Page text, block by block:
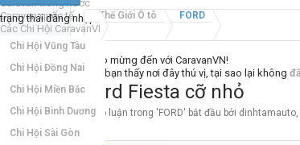
Caravan trong nước
Caravan quốc tế
Các Chi Hội CaravanVN
Chi Hội Vũng Tàu
Chi Hội Đồng Nai
Chi Hội Miền Bắc
Chi Hội Bình Dương
Chi Hội Sài Gòn
trạng thái đăng nhập Thế Giới Ô tô FORD
Chào mừng đến với CaravanVN!
Nếu bạn thấy nơi đây thú vị, tại sao lại không
Ford Fiesta cỡ nhỏ
Thảo luận trong ' FORD' bắt đầu bởi dinhtamauto,